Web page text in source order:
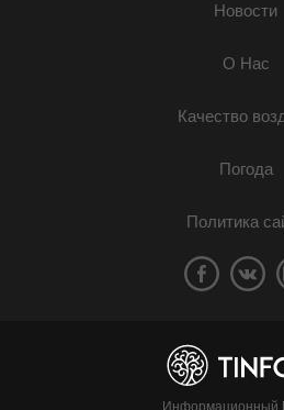
Новости
О Нас
Качество
Погода
Политика
Информационный